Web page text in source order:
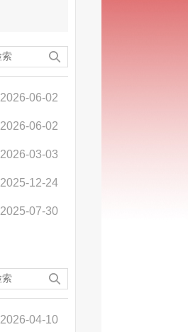
2026-06-02
2026-06-02
2026-03-03
2025-12-24
2025-07-30
2026-04-10